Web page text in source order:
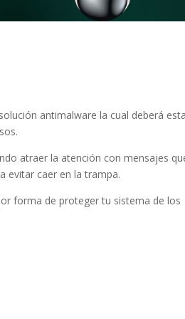
antimalware la cual deberá
atraer la atención con mensajes
evitar caer en la trampa.
forma de proteger tu sistema de los